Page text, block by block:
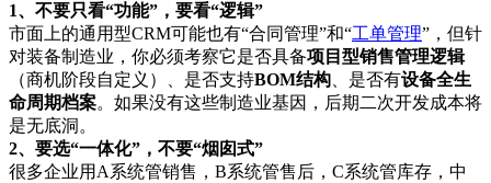
1、不要只看“功能”，要看“逻辑”
市面上的通用型CRM可能也有“合同管理”和“工单管理”，但针
对装备制造业，你必须考察它是否具备项目型销售管理逻辑
（商机阶段自定义）、是否支持BOM结构 、是否有设备全生
命周期档案。如果没有这些制造业基因，后期二次开发成本将
是无底洞。
2、要选“一体化”，不要“烟囱式”
很多企业用A系统管销售，B系统管售后，C系统管库存，中